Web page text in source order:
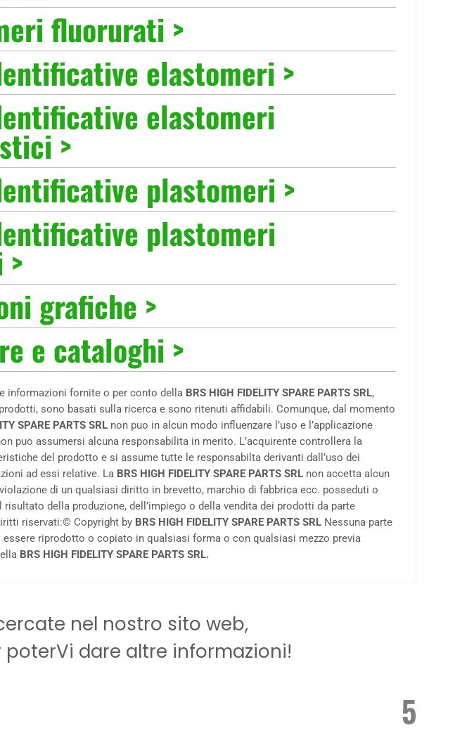
fluorurati >
elastomeri >
elastomeri
>
plastomeri >
plastomeri
grafiche >
e cataloghi >
informazioni fornite o per conto della BRS HIGH FIDELITY SPARE PARTS SRL,
sono basati sulla ricerca e sono ritenuti affidabili. Comunque, dal momento
SPARE PARTS SRL non puo in alcun modo influenzare l’uso e l’applicazione
puo assumersi alcuna responsabilita in merito. L’acquirente controllera la
del prodotto e si assume tutte le responsabilta derivanti dall’uso dei
ad essi relative. La BRS HIGH FIDELITY SPARE PARTS SRL non accetta alcun
di un qualsiasi diritto in brevetto, marchio di fabbrica ecc. posseduti o
della produzione, dell’impiego o della vendita dei prodotti da parte
riservati:© Copyright by BRS HIGH FIDELITY SPARE PARTS SRL Nessuna parte
essere riprodotto o copiato in qualsiasi forma o con qualsiasi mezzo previa
BRS HIGH FIDELITY SPARE PARTS SRL.
nel nostro sito web,
dare altre informazioni!
5